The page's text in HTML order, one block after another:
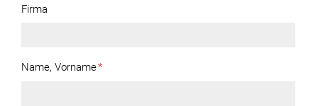
Firma
Name, Vorname*